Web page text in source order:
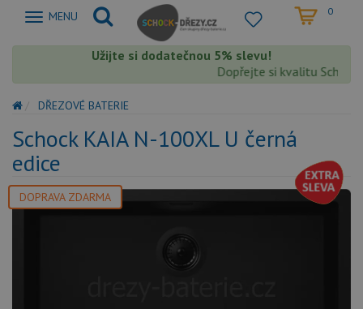
Zobrazit
MENU 0
Užijte si dodatečnou 5% slevu!
Dopřejte si kvalitu Schock
DŘEZOVÉ BATERIE
Schock KAIA N-100XL U černá
edice
DOPRAVA ZDARMA